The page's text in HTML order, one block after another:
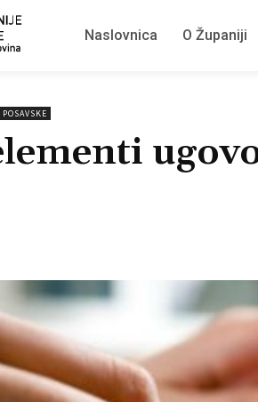
Naslovnica O Županiji